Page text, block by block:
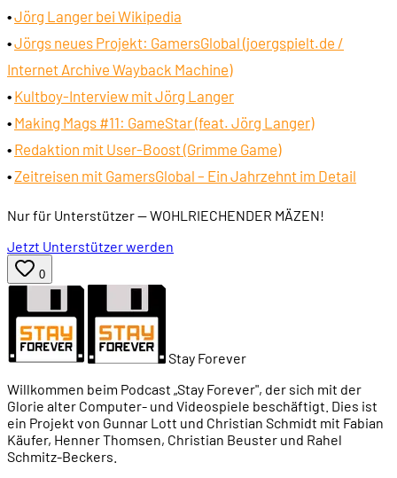
•Jörg Langer bei Wikipedia
•Jörgs neues Projekt: GamersGlobal (joergspielt.de /
Internet Archive Wayback Machine)
• Kultboy-Interview mit Jörg Langer
• Making Mags #11: GameStar (feat. Jörg Langer)
• Redaktion mit User-Boost (Grimme Game)
•Zeitreisen mit GamersGlobal – Ein Jahrzehnt im Detail
Nur für Unterstützer— WOHLRIECHENDER MÄZEN!
Jetzt Unterstützer werden
0
Stay Forever
Willkommen beim Podcast „Stay Forever", der sich mit der
Glorie alter Computer- und Videospiele beschäftigt. Dies ist
ein Projekt von Gunnar Lott und Christian Schmidt mit Fabian
Käufer, Henner Thomsen, Christian Beuster und Rahel
Schmitz-Beckers.